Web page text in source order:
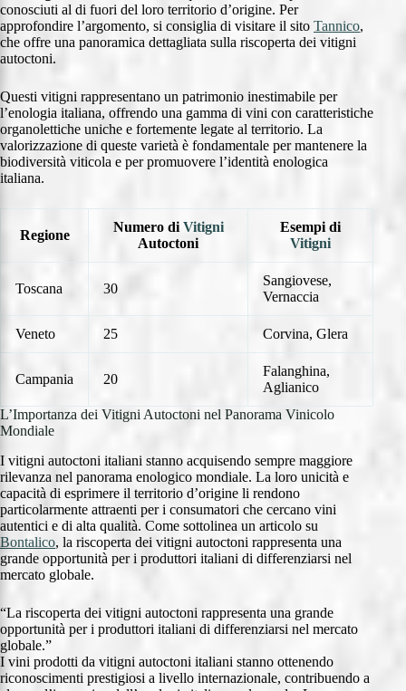
conosciuti al di fuori del loro territorio d’origine. Per
approfondire l’argomento, si consiglia di visitare il sito Tannico,
che offre una panoramica dettagliata sulla riscoperta dei vitigni
autoctoni.
Questi vitigni rappresentano un patrimonio inestimabile per
l’enologia italiana, offrendo una gamma di vini con caratteristiche
organolettiche uniche e fortemente legate al territorio. La
valorizzazione di queste varietà è fondamentale per mantenere la
biodiversità viticola e per promuovere l’identità enologica
italiana.
Regione
Numero di Vitigni
Autoctoni
Esempi di
Vitigni
Toscana 30
Sangiovese,
Vernaccia
Veneto 25 Corvina, Glera
Campania 20
Falanghina,
Aglianico
L’Importanza dei Vitigni Autoctoni nel Panorama Vinicolo
Mondiale
I vitigni autoctoni italiani stanno acquisendo sempre maggiore
rilevanza nel panorama enologico mondiale. La loro unicità e
capacità di esprimere il territorio d’origine li rendono
particolarmente attraenti per i consumatori che cercano vini
autentici e di alta qualità. Come sottolinea un articolo su
Bontalico, la riscoperta dei vitigni autoctoni rappresenta una
grande opportunità per i produttori italiani di differenziarsi nel
mercato globale.
“La riscoperta dei vitigni autoctoni rappresenta una grande
opportunità per i produttori italiani di differenziarsi nel mercato
globale.”
I vini prodotti da vitigni autoctoni italiani stanno ottenendo
riconoscimenti prestigiosi a livello internazionale, contribuendo a